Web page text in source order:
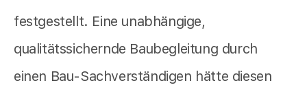
festgestellt. Eine unabhängige,
qualitätssichernde Baubegleitung durch
einen Bau-Sachverständigen hätte diesen